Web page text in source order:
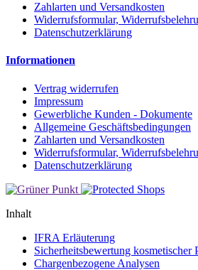
Zahlarten und Versandkosten
Widerrufsformular,
Datenschutzerklärung
Informationen
Vertrag widerrufen
Impressum
Gewerbliche Kunden - Dokumente
Allgemeine Geschäftsbedingungen
Zahlarten und Versandkosten
Widerrufsformular,
Datenschutzerklärung
Inhalt
IFRA Erläuterung
Sicherheitsbewertung kosmetischer
Chargenbezogene Analysen